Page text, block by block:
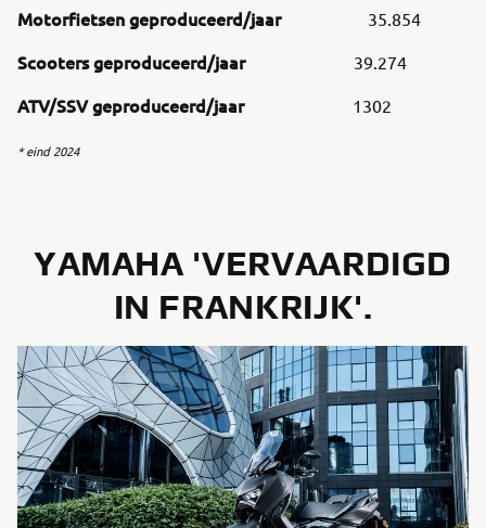
Motorfietsen geproduceerd/jaar 35.854
Scooters geproduceerd/jaar 39.274
ATV/SSV geproduceerd/jaar 1302
* eind 2024
YAMAHA 'VERVAARDIGD
IN FRANKRIJK'.